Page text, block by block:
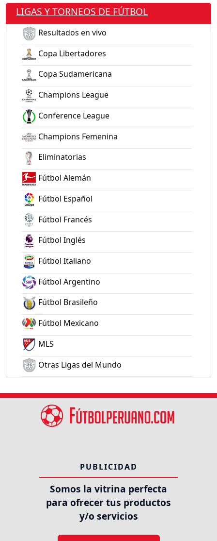
LIGAS Y TORNEOS DE FÚTBOL
Resultados en vivo
Copa Libertadores
Copa Sudamericana
Champions League
Conference League
Champions Femenina
Eliminatorias
Fútbol Alemán
Fútbol Español
Fútbol Francés
Fútbol Inglés
Fútbol Italiano
Fútbol Argentino
Fútbol Brasileño
Fútbol Mexicano
MLS
Otras Ligas del Mundo
PUBLICIDAD
Somos la vitrina perfecta
para ofrecer tus productos
y/o servicios